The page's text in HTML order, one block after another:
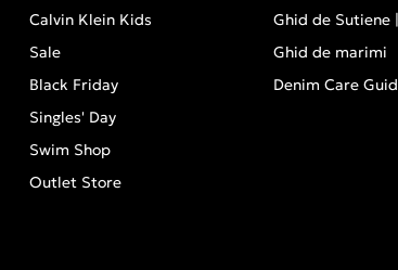
Calvin Klein Kids
Sale
Black Friday
Singles' Day
Swim Shop
Outlet Store
Ghid de Sutiene
Ghid de marimi
Denim Care